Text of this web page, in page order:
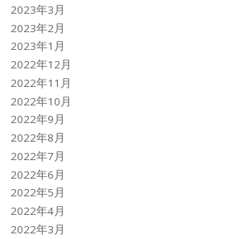
2023年3月
2023年2月
2023年1月
2022年12月
2022年11月
2022年10月
2022年9月
2022年8月
2022年7月
2022年6月
2022年5月
2022年4月
2022年3月